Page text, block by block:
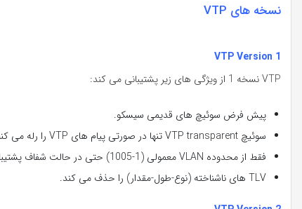
نسخه های VTP
VTP Version 1
VTP نسخه 1 از ویژگی های زیر پشتیبانی می کند:
پیش فرض سوئیچ های قدیمی سیسکو.
سوئیچ VTP transparent تنها در صورتی پیام های VTP را رله می کنند که دامنه و نسخه موجود در پیام برابر با خودش باشد.
فقط از محدوده VLAN معمولی (1-1005) حتی در حالت شفاف پشتیبانی می کند.
TLV های ناشناخته (نوع-طول-مقدار) را حذف می کند.